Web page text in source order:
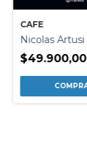
CAFE
Nicolas Artusi
$49.900,00